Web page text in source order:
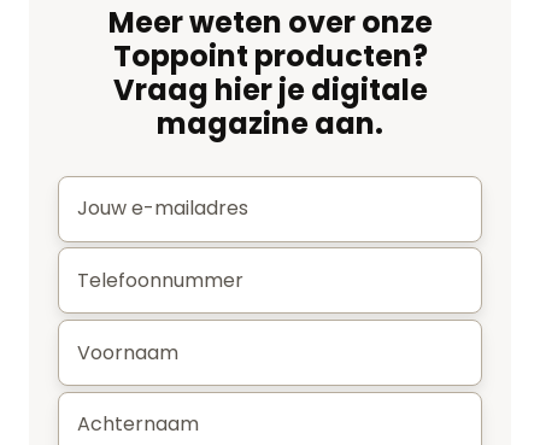
Meer weten over onze
Toppoint producten?
Vraag hier je digitale
magazine aan.
E-
mail*
Telefoonnummer
Voornaam
Achternaam